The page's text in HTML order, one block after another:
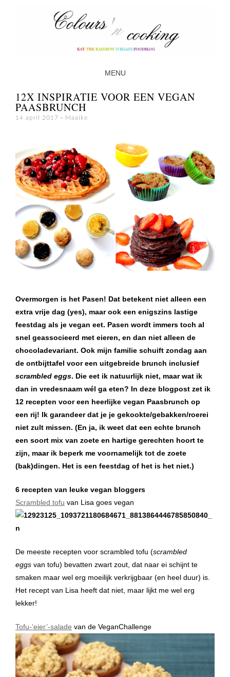
MENU
12X INSPIRATIE VOOR EEN VEGAN
PAASBRUNCH
14 april 2017 - Maaike
Overmorgen is het Pasen! Dat betekent niet alleen een
extra vrije dag (yes), maar ook een enigszins lastige
feestdag als je vegan eet. Pasen wordt immers toch al
snel geassocieerd met eieren, en dan niet alleen de
chocoladevariant. Ook mijn familie schuift zondag aan
de ontbijttafel voor een uitgebreide brunch inclusief
scrambled eggs. Die eet ik natuurlijk niet, maar wat ik
dan in vredesnaam wél ga eten? In deze blogpost zet ik
12 recepten voor een heerlijke vegan Paasbrunch op
een rij! Ik garandeer dat je je gekookte/gebakken/roerei
niet zult missen. (En ja, ik weet dat een echte brunch
een soort mix van zoete en hartige gerechten hoort te
zijn, maar ik beperk me voornamelijk tot de zoete
(bak)dingen. Het is een feestdag of het is het niet.)
6 recepten van leuke vegan bloggers
Scrambled tofu van Lisa goes vegan
De meeste recepten voor scrambled tofu (scrambled
eggs van tofu) bevatten zwart zout, dat naar ei schijnt te
smaken maar wel erg moeilijk verkrijgbaar (en heel duur) is.
Het recept van Lisa heeft dat niet, maar lijkt me wel erg
lekker!
Tofu-‘eier’-salade van de VeganChallenge